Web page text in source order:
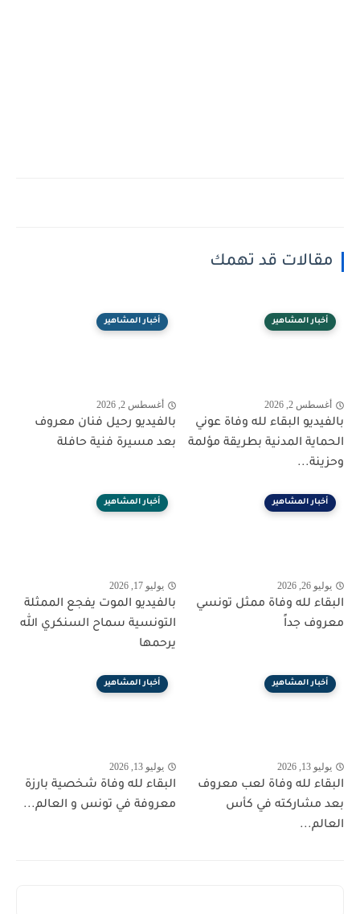
مقالات قد تهمك
أخبار المشاهير
أغسطس 2, 2026
بالفيديو البقاء لله وفاة عوني
الحماية المدنية بطريقة مؤلمة
وحزينة...
أخبار المشاهير
أغسطس 2, 2026
بالفيديو رحيل فنان معروف
بعد مسيرة فنية حافلة
أخبار المشاهير
يوليو 26, 2026
البقاء لله وفاة ممثل تونسي
معروف جداً
أخبار المشاهير
يوليو 17, 2026
بالفيديو الموت يفجع الممثلة
التونسية سماح السنكري الله
يرحمها
أخبار المشاهير
يوليو 13, 2026
البقاء لله وفاة لعب معروف
بعد مشاركته في كأس
العالم...
أخبار المشاهير
يوليو 13, 2026
البقاء لله وفاة شخصية بارزة
معروفة في تونس و العالم...